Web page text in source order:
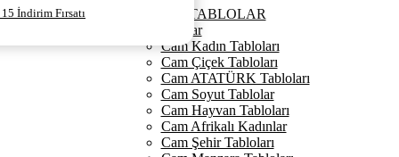
İndirim Fırsatı
KANVAS TABLOLAR
Cam Tablolar
Cam Kadın Tabloları
Cam Çiçek Tabloları
Cam ATATÜRK Tabloları
Cam Soyut Tablolar
Cam Hayvan Tabloları
Cam Afrikalı Kadınlar
Cam Şehir Tabloları